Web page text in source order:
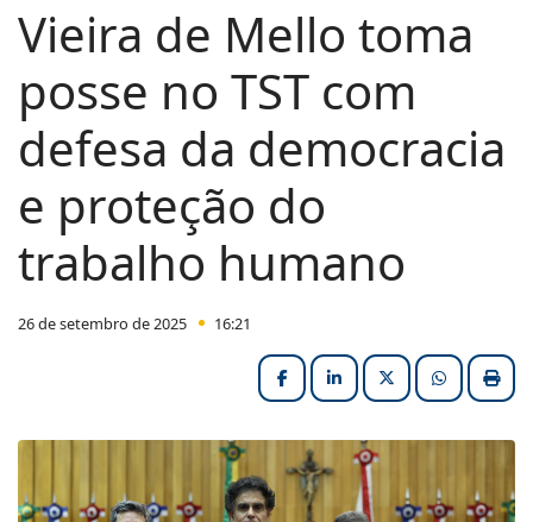
Vieira de Mello toma
posse no TST com
defesa da democracia
e proteção do
trabalho humano
26 de setembro de 2025 16:21
FacebookLinkedInX (formerly